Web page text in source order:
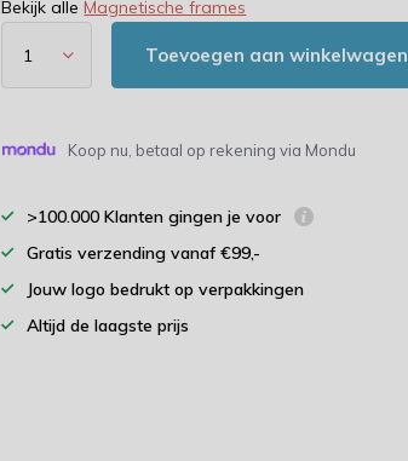
Bekijk alle Magnetische frames
Toevoegen aan winkelwagen
Koop nu, betaal op rekening via Mondu
>100.000 Klanten gingen je voor
Gratis verzending vanaf €99,-
Jouw logo bedrukt op verpakkingen
Altijd de laagste prijs